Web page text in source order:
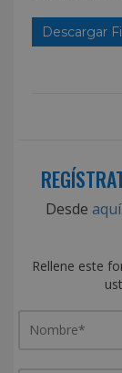
Descargar
Desde aquí
Rellene este